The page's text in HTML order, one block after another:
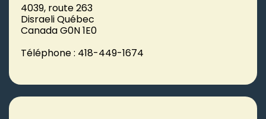
4039, route 263
Disraeli Québec
Canada G0N 1E0
Téléphone : 418-449-1674